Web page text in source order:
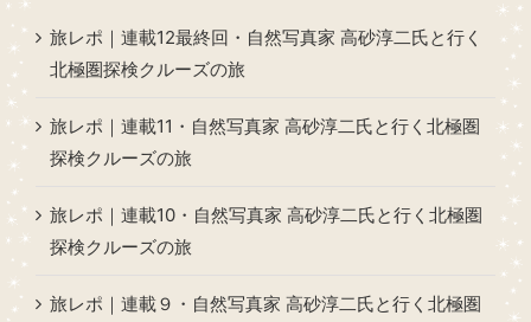
旅レポ｜連載12最終回・自然写真家 高砂淳二氏と行く
北極圏探検クルーズの旅
旅レポ｜連載11・自然写真家 高砂淳二氏と行く北極圏
探検クルーズの旅
旅レポ｜連載10・自然写真家 高砂淳二氏と行く北極圏
探検クルーズの旅
旅レポ｜連載９・自然写真家 高砂淳二氏と行く北極圏